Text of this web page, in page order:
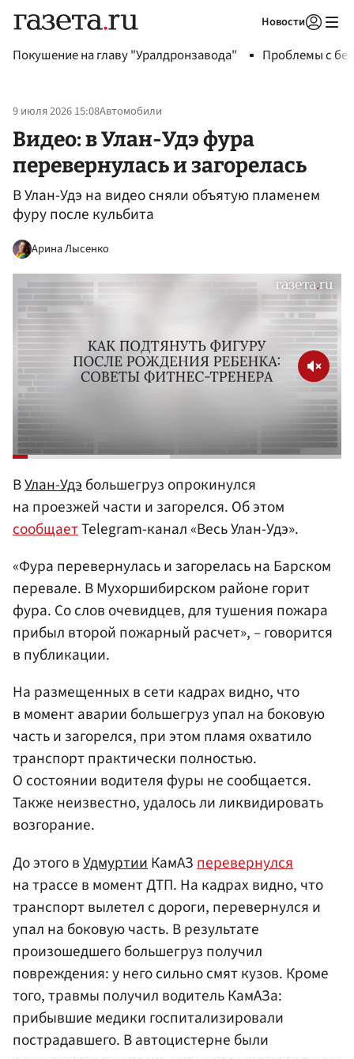
Новости
Покушение на главу "Уралдронзавода" Проблемы с
9 июля 2026 15:08Автомобили
Видео: в Улан-Удэ фура
перевернулась и загорелась
В Улан-Удэ на видео сняли объятую пламенем
фуру после кульбита
Арина Лысенко
ВУлан-Удэбольшегруз опрокинулся
на проезжей части и загорелся. Об этом
сообщаетTelegram-канал «Весь Улан-Удэ».
«Фура перевернулась и загорелась на Барском
перевале. В Мухоршибирском районе горит
фура. Со слов очевидцев, для тушения пожара
прибыл второй пожарный расчет», – говорится
в публикации.
На размещенных в сети кадрах видно, что
в момент аварии большегруз упал на боковую
часть и загорелся, при этом пламя охватило
транспорт практически полностью.
О состоянии водителя фуры не сообщается.
Также неизвестно, удалось ли ликвидировать
возгорание.
До этого вУдмуртии КамАЗ перевернулся
на трассе в момент ДТП. На кадрах видно, что
транспорт вылетел с дороги, перевернулся и
упал на боковую часть. В результате
произошедшего большегруз получил
повреждения: у него сильно смят кузов. Кроме
того, травмы получил водитель КамАЗа:
прибывшие медики госпитализировали
пострадавшего. В автоцистерне были